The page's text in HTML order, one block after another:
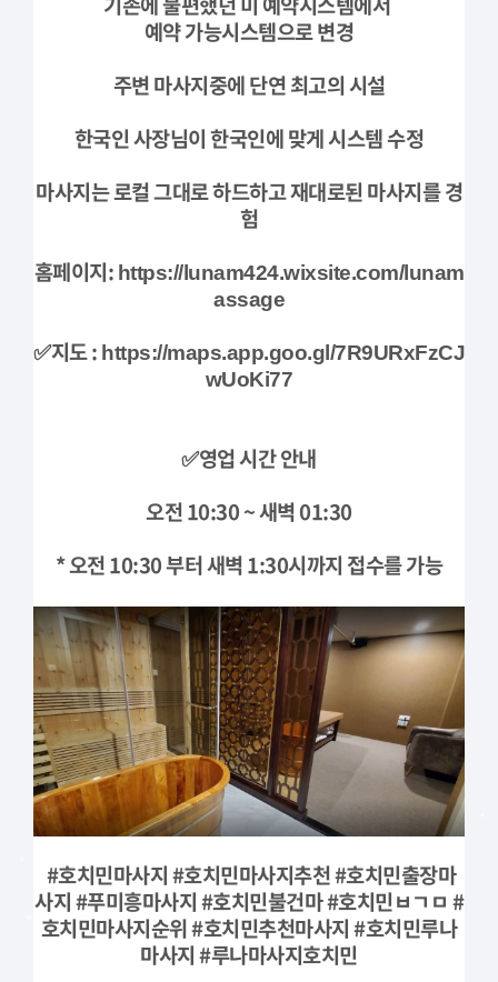
예약 가능시스템으로 변경
주변 마사지중에 단연 최고의 시설
한국인 사장님이 한국인에 맞게 시스템 수정
마사지는 로컬 그대로 하드하고 재대로된 마사지를 경
험
홈페이지: https://lunam424.wixsite.com/lunam
assage
✅지도 : https://maps.app.goo.gl/7R9URxFzCJ
wUoKi77
✅영업 시간 안내
오전 10:30 ~ 새벽 01:30
* 오전 10:30 부터 새벽 1:30시까지 접수를 가능
#호치민마사지 #호치민마사지추천 #호치민출장마
사지 #푸미흥마사지 #호치민불건마 #호치민ㅂㄱㅁ #
호치민마사지순위 #호치민추천마사지 #호치민루나
마사지 #루나마사지호치민